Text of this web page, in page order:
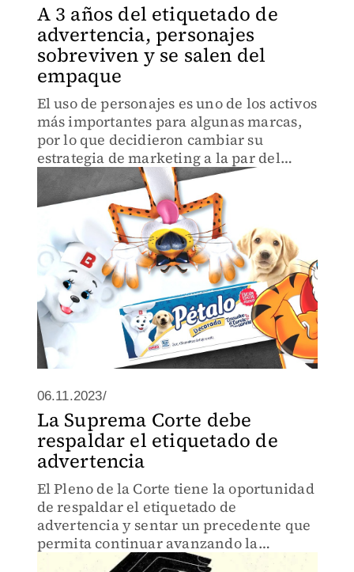
A 3 años del etiquetado de
advertencia, personajes
sobreviven y se salen del
empaque
El uso de personajes es uno de los activos
más importantes para algunas marcas,
por lo que decidieron cambiar su
estrategia de marketing a la par del
etiquetado de alimentos.
06.11.2023/
La Suprema Corte debe
respaldar el etiquetado de
advertencia
El Pleno de la Corte tiene la oportunidad
de respaldar el etiquetado de
advertencia y sentar un precedente que
permita continuar avanzando la
protección de la salud.